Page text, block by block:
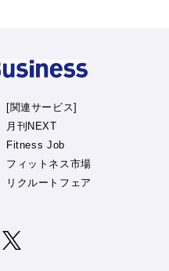
[関連サービス]
月刊NEXT
Fitness Job
フィットネス市場
リクルートフェア